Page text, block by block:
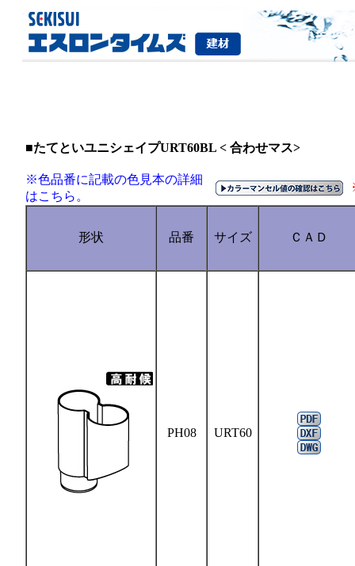
■たてといユニシェイプURT60BL < 合わせマス>
※色品番に記載の色見本の詳細
はこちら。
形状 品番 サイズ ＣＡＤ
PH08 URT60